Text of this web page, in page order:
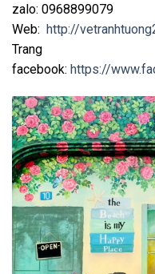
zalo: 0968899079
Web: http://
Trang
facebook: https://